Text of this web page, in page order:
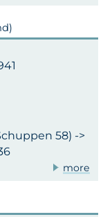
58) ->
more